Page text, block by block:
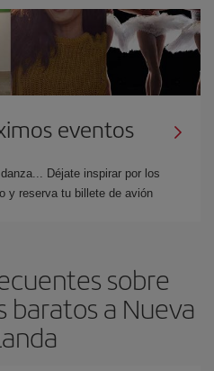
eventos
Déjate inspirar por los
y reserva tu billete de avión
sobre
baratos a Nueva